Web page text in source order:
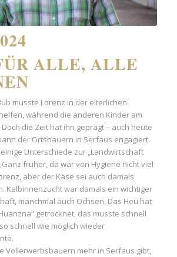
ALLE, ALLE
musste Lorenz in der elterlichen
während die anderen Kinder am
die Zeit hat ihn geprägt – auch heute
der Ortsbauern in Serfaus engagiert.
Unterschiede zur „Landwirtschaft
früher, da war von Hygiene nicht viel
aber der Käse sei auch damals
Kalbinnenzucht war damals ein wichtiger
manchmal auch Ochsen. Das Heu hat
getrocknet, das musste schnell
schnell wie möglich wieder
Vollerwerbsbauern mehr in Serfaus gibt,